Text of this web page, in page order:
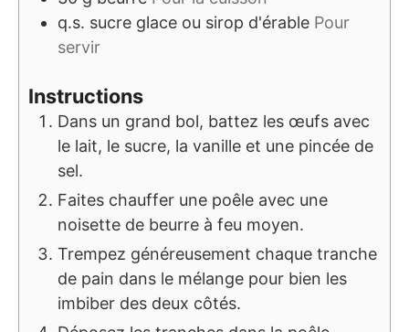
q.s. sucre glace ou sirop d'érable Pour
servir
Instructions
Dans un grand bol, battez les œufs avec
le lait, le sucre, la vanille et une pincée de
sel.
Faites chauffer une poêle avec une
noisette de beurre à feu moyen.
Trempez généreusement chaque tranche
de pain dans le mélange pour bien les
imbiber des deux côtés.